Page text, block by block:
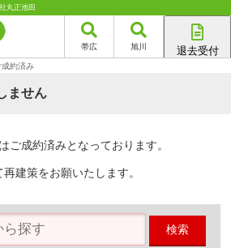
丸正池田
帯広 旭川 退去受付
成約済み
ません
ご成約済みとなっております。
建策をお願いたします。
検索